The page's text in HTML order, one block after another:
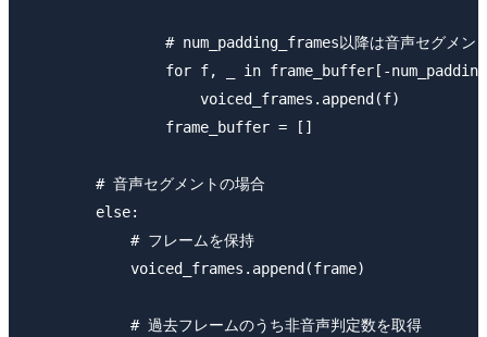
# num_padding_frames以降は音声セグメント
for f, _ in frame_buffer[-
                    voiced_frames.append(f)
                frame_buffer = []
        # 音声セグメントの場合
        else:
            # フレームを保持
            voiced_frames.append(frame)
            # 過去フレームのうち非音声判定数を取得